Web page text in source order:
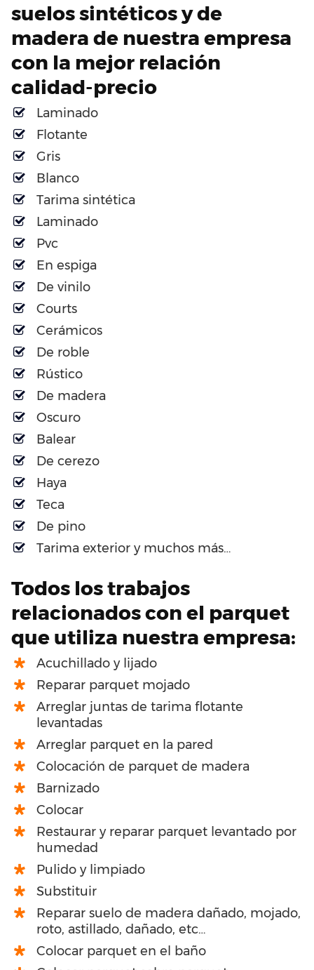
suelos sintéticos y de
madera de nuestra empresa
con la mejor relación
calidad-precio
Laminado
Flotante
Gris
Blanco
Tarima sintética
Laminado
Pvc
En espiga
De vinilo
Courts
Cerámicos
De roble
Rústico
De madera
Oscuro
Balear
De cerezo
Haya
Teca
De pino
Tarima exterior y muchos más…
Todos los trabajos
relacionados con el parquet
que utiliza nuestra empresa:
Acuchillado y lijado
Reparar parquet mojado
Arreglar juntas de tarima flotante
levantadas
Arreglar parquet en la pared
Colocación de parquet de madera
Barnizado
Colocar
Restaurar y reparar parquet levantado por
humedad
Pulido y limpiado
Substituir
Reparar suelo de madera dañado, mojado,
roto, astillado, dañado, etc…
Colocar parquet en el baño